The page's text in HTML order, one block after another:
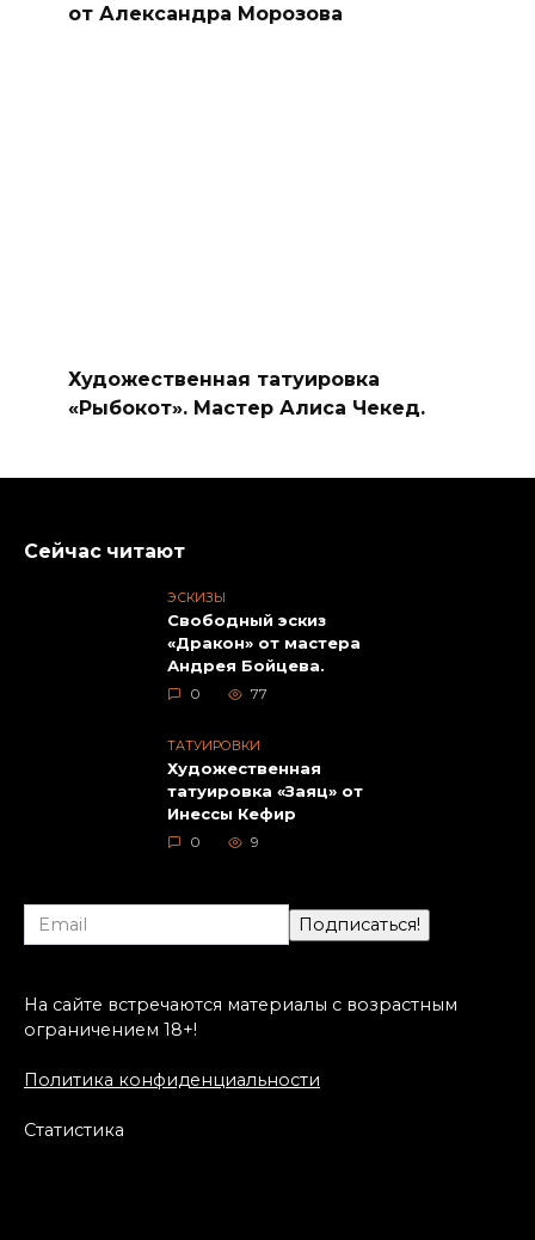
от Александра Морозова
Художественная татуировка
«Рыбокот». Мастер Алиса Чекед.
Сейчас читают
ЭСКИЗЫ
Свободный эскиз
«Дракон» от мастера
Андрея Бойцева.
0 77
ТАТУИРОВКИ
Художественная
татуировка «Заяц» от
Инессы Кефир
0 9
На сайте встречаются материалы с возрастным
ограничением 18+!
Политика конфиденциальности
Статистика